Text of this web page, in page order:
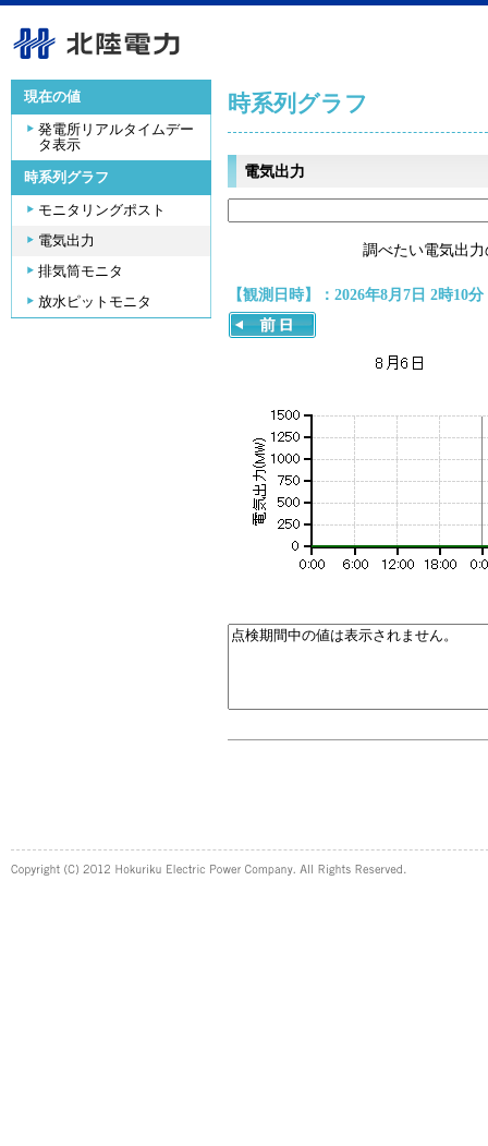
現在の値
発電所リアルタイムデー
タ表示
時系列グラフ
モニタリングポスト
電気出力
排気筒モニタ
放水ピットモニタ
時系列グラフ
電気出力
調べたい電気出
【観測日時】：2026年8月7日 2時10分